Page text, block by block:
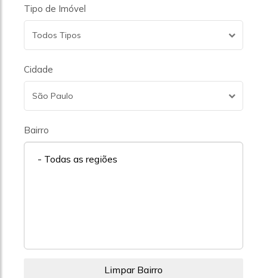
Tipo de Imóvel
Todos Tipos
Cidade
São Paulo
Bairro
- Todas as regiões